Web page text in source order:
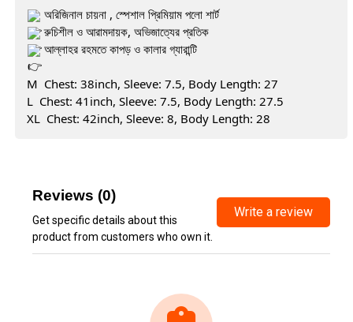
অরিজিনাল চায়না , স্পেশাল প্রিমিয়াম পলো শার্ট
রুচিশীল ও আরামদায়ক, অভিজাত্যের প্রতিক
আল্লাহর রহমতে কাপড় ও কালার গ্যারান্টি
M Chest: 38inch, Sleeve: 7.5, Body Length: 27
L Chest: 41inch, Sleeve: 7.5, Body Length: 27.5
XL Chest: 42inch, Sleeve: 8, Body Length: 28
Reviews (0)
Get specific details about this
product from customers who own it.
Write a review